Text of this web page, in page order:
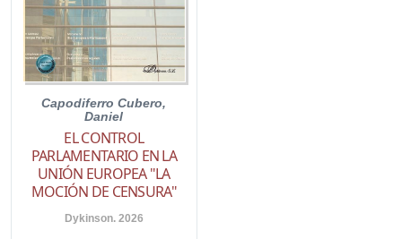
Capodiferro Cubero,
Daniel
EL CONTROL
PARLAMENTARIO EN LA
UNIÓN EUROPEA "LA
MOCIÓN DE CENSURA"
Dykinson. 2026